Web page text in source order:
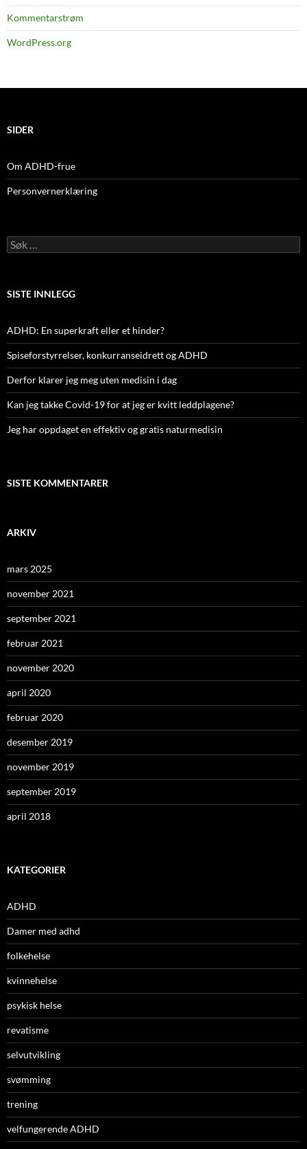
Kommentarstrøm
WordPress.org
SIDER
Om ADHD-frue
Personvernerklæring
Søk
etter:
SISTE INNLEGG
ADHD: En superkraft eller et hinder?
Spiseforstyrrelser, konkurranseidrett og ADHD
Derfor klarer jeg meg uten medisin i dag
Kan jeg takke Covid-19 for at jeg er kvitt leddplagene?
Jeg har oppdaget en effektiv og gratis naturmedisin
SISTE KOMMENTARER
ARKIV
mars 2025
november 2021
september 2021
februar 2021
november 2020
april 2020
februar 2020
desember 2019
november 2019
september 2019
april 2018
KATEGORIER
ADHD
Damer med adhd
folkehelse
kvinnehelse
psykisk helse
revatisme
selvutvikling
svømming
trening
velfungerende ADHD